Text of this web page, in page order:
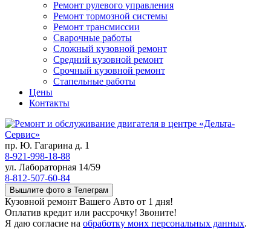
Ремонт рулевого управления
Ремонт тормозной системы
Ремонт трансмиссии
Сварочные работы
Сложный кузовной ремонт
Средний кузовной ремонт
Срочный кузовной ремонт
Стапельные работы
Цены
Контакты
пр. Ю. Гагарина д. 1
8-921-998-18-88
ул. Лабораторная 14/59
8-812-507-60-84
Вышлите фото в Телеграм
Кузовной ремонт Вашего Авто от 1 дня!
Оплатив кредит или рассрочку! Звоните!
Я даю согласие на обработку моих персональных данных.